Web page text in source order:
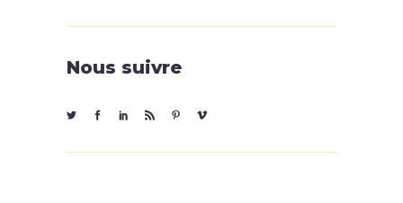
Nous suivre